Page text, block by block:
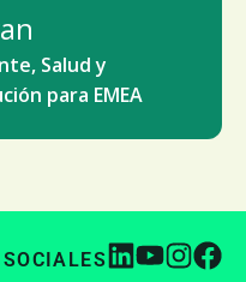
Salud y
para EMEA
SOCIALES